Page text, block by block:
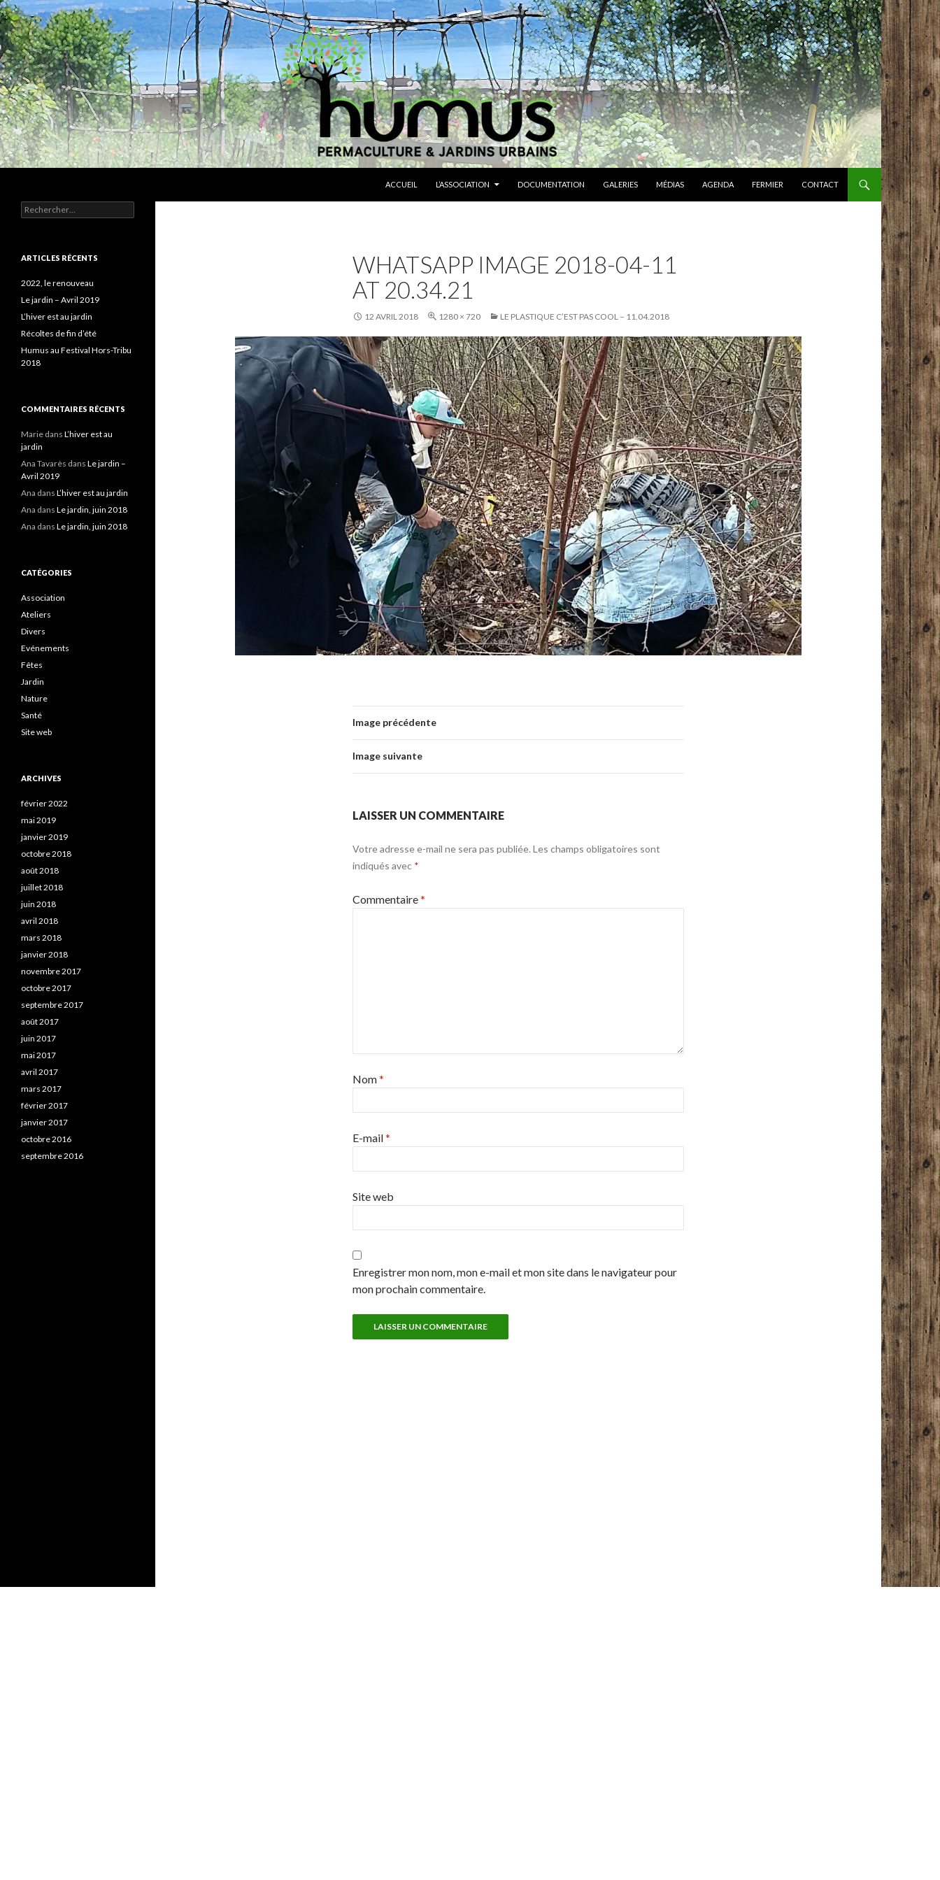
ACCUEIL
L’ASSOCIATION DOCUMENTATION GALERIES MÉDIAS AGENDA FERMIER CONTACT
WHATSAPP IMAGE 2018-04-11
AT 20.34.21
12 AVRIL 2018 1280 × 720 LE PLASTIQUE C’EST PAS COOL – 11.04.2018
Image précédente
Image suivante
LAISSER UN COMMENTAIRE
Votre adresse e-mail ne sera pas publiée. Les champs obligatoires sont
indiqués avec *
Commentaire*
Nom*
E-mail*
Site web
Enregistrer mon nom, mon e-mail et mon site dans le navigateur pour
mon prochain commentaire.
Association agroécologique
Rechercher :
ARTICLES RÉCENTS
2022, le renouveau
Le jardin – Avril 2019
L’hiver est au jardin
Récoltes de fin d’été
Humus au Festival Hors-Tribu
2018
COMMENTAIRES RÉCENTS
Marie dans L’hiver est au
jardin
Ana Tavarès dans Le jardin –
Avril 2019
Ana dans L’hiver est au jardin
Ana dans Le jardin, juin 2018
Ana dans Le jardin, juin 2018
CATÉGORIES
Association
Ateliers
Divers
Evénements
Fêtes
Jardin
Nature
Santé
Site web
ARCHIVES
février 2022
mai 2019
janvier 2019
octobre 2018
août 2018
juillet 2018
juin 2018
avril 2018
mars 2018
janvier 2018
novembre 2017
octobre 2017
septembre 2017
août 2017
juin 2017
mai 2017
avril 2017
mars 2017
février 2017
janvier 2017
octobre 2016
septembre 2016